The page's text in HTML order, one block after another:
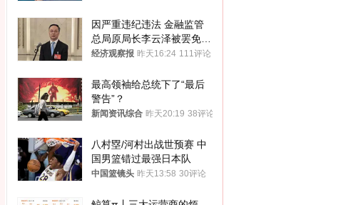
因严重违纪违法 金融监管
总局原局长李云泽被罢免全
国人大代表
经济观察报 昨天16:24 111评论
最高领袖给总统下了“最后
警告”？
新闻资讯综合 昨天20:19 38评论
八村塁/河村出战世预赛 中
国男篮错过最强日本队
中国篮镜头 昨天13:58 30评论